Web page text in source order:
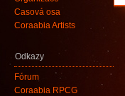
Časová osa
Coraabia Artists
Odkazy
Fórum
Coraabia RPCG